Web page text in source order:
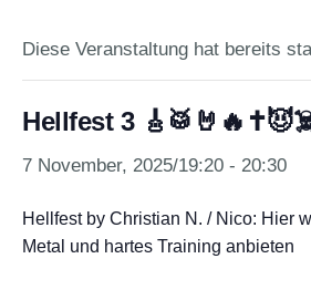
Diese Veranstaltung hat bereits
Hellfest 3
7 November, 2025/19:20 - 20:30
Hellfest by Christian N. / Nico: Hier
Metal und hartes Training anbieten